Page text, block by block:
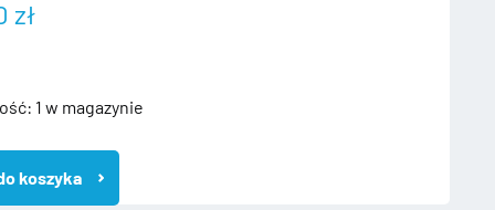
zł
1 w magazynie
koszyka